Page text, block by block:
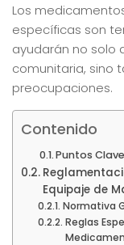
Los
específicas son
ayudarán no solo
comunitaria, sino
preocupaciones.
Contenido
Puntos Clave
Equipaje de
Normativa
Reglas